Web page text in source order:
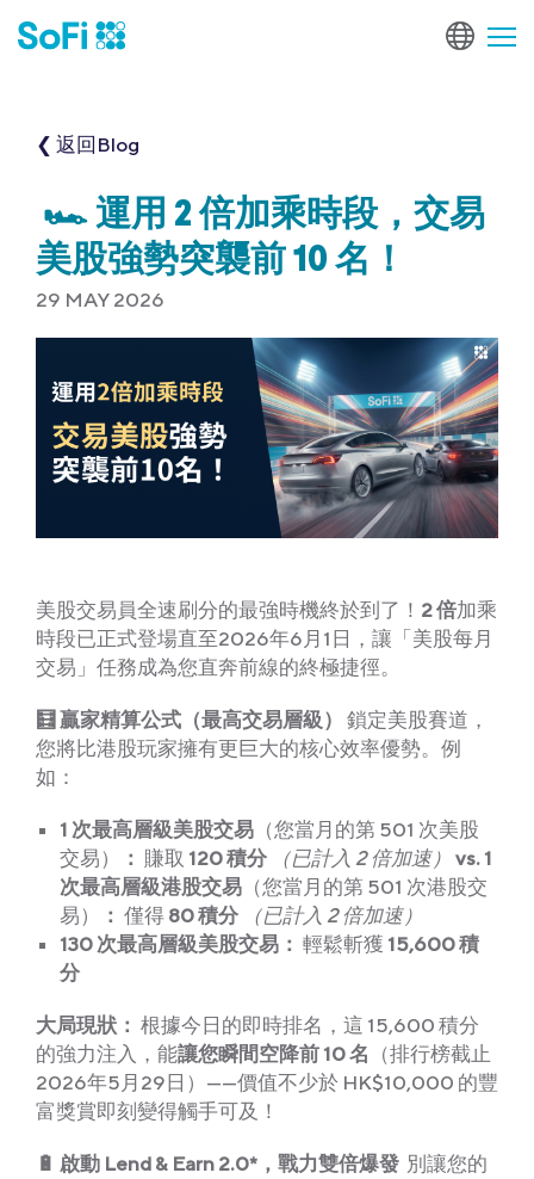
❮ 返回Blog
🏎️ 運用 2 倍加乘時段，交易
美股強勢突襲前 10 名！
29 MAY 2026
美股交易員全速刷分的最強時機終於到了！ 2 倍加乘
時段已正式登場直至2026年6月1日，讓「美股每月
交易」任務成為您直奔前線的終極捷徑。
🧮 贏家精算公式（最高交易層級）
鎖定美股賽道，
您將比港股玩家擁有更巨大的核心效率優勢。例
如：
1 次最高層級美股交易 （您當月的第 501 次美股
交易）
： 賺取 120 積分 （已計入 2 倍加速） vs. 1
次最高層級港股交易 （您當月的第 501 次港股交
易）
： 僅得 80 積分
（已計入 2 倍加速）
130 次最高層級美股交易： 輕鬆斬獲 15,600 積
分
大局現狀： 根據今日的即時排名，這 15,600 積分
的強力注入，能讓您瞬間空降前 10 名 （排行榜截止
2026年5月29日）——價值不少於 HK$10,000 的豐
富獎賞即刻變得觸手可及！
🔋 啟動 Lend & Earn 2.0*，戰力雙倍爆發 別讓您的